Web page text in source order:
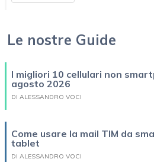
Le nostre Guide
I migliori 10 cellulari non
agosto 2026
DI ALESSANDRO VOCI
Come usare la mail TIM da
tablet
DI ALESSANDRO VOCI